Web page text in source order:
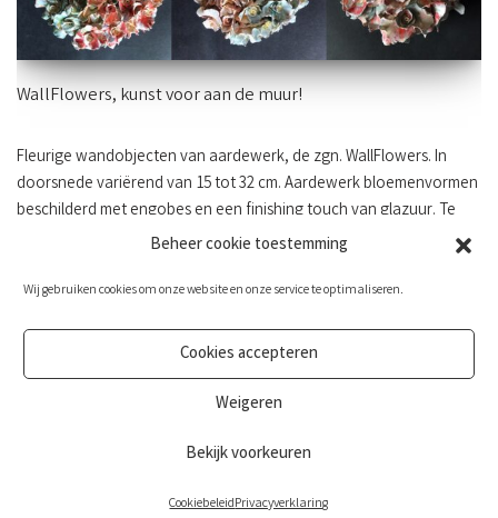
Beheer cookie toestemming
Wij gebruiken cookies om onze website en onze service te optimaliseren.
Cookies accepteren
Weigeren
Bekijk voorkeuren
CookiebeleidPrivacyverklaring
WallFlowers, kunst voor aan de muur!
Fleurige wandobjecten van aardewerk, de zgn. WallFlowers. In
doorsnede variërend van 15 tot 32 cm. Aardewerk bloemenvormen
beschilderd met engobes en een finishing touch van glazuur. Te
zien en te koop bij GrachtenGalerie, Oudegracht 185, 3511 NE